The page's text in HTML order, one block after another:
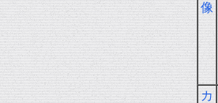
像
カ